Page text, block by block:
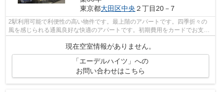
東京都大田区中央 ２丁目20－7
2駅利用可能で利便性の高い物件です。最上階のアパートです。四季折々の
風を感じられる通風良好な快適のアパートです。初期費用をカードでお支払
現在空室情報がありません。
「エーデルハイツ」への
お問い合わせはこちら